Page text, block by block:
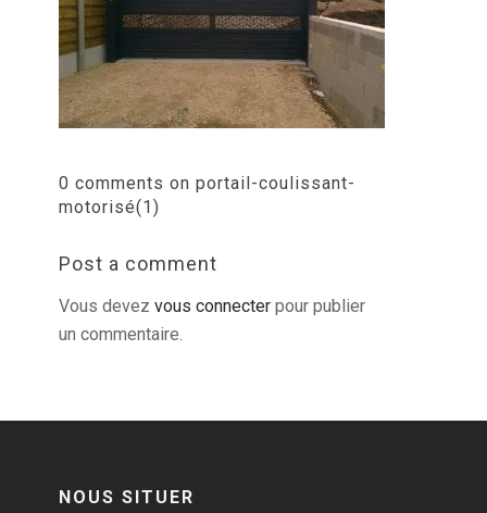
0 comments on portail-coulissant-
motorisé(1)
Post a comment
Vous devez vous connecter pour publier
un commentaire.
NOUS SITUER